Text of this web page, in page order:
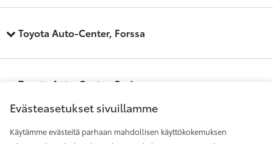
Toyota Auto-Center, Forssa
Toyota Auto-Center, Pori
Toyota Auto-Center, Raisio
Evästeasetukset sivuillamme
Käytämme evästeitä parhaan mahdollisen käyttökokemuksen